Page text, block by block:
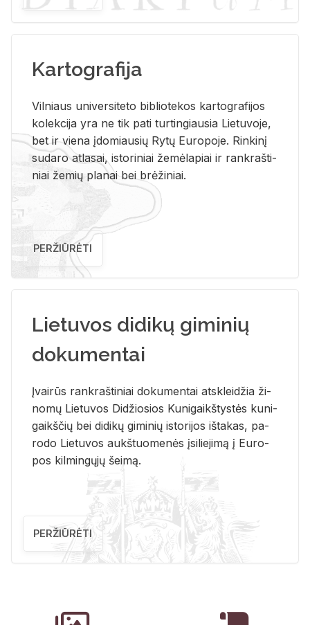
Kartografija
Vil­niaus uni­ver­si­te­to bi­b­lio­te­kos kar­to­gra­fi­jos
ko­lek­ci­ja yra ne tik pati tur­tin­giau­sia Lie­tu­vo­je,
bet ir vie­na įdo­miau­sių Rytų Eu­ro­po­je. Rin­ki­nį
su­da­ro at­la­sai, is­to­ri­niai že­mė­la­piai ir rank­raš­ti­
niai že­mių pla­nai bei brė­ži­niai.
PERŽIŪRĖTI
Lietuvos didikų giminių
dokumentai
Įvai­rūs rank­raš­ti­niai do­ku­men­tai at­sklei­džia ži­
no­mų Lie­tu­vos Di­džio­sios Ku­ni­gaikš­tys­tės ku­ni­
gaikš­čių bei di­di­kų gi­mi­nių is­to­ri­jos iš­ta­kas, pa­
ro­do Lie­tu­vos aukš­tuo­me­nės įsi­lie­ji­mą į Eu­ro­
pos kil­min­gų­jų šei­mą.
PERŽIŪRĖTI